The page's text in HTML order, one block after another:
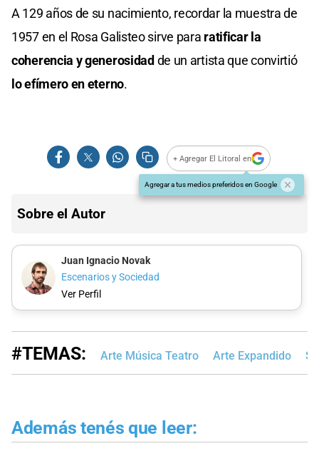
A 129 años de su nacimiento, recordar la muestra de
1957 en el Rosa Galisteo sirve para ratificar la
coherencia y generosidad de un artista que convirtió
lo efímero en eterno.
+ Agregar El Litoral en
Agregar a tus medios preferidos en Google
Sobre el Autor
Juan Ignacio Novak
Escenarios y Sociedad
Ver Perfil
#TEMAS: Arte Música Teatro Arte Expandido
Además tenés que leer: